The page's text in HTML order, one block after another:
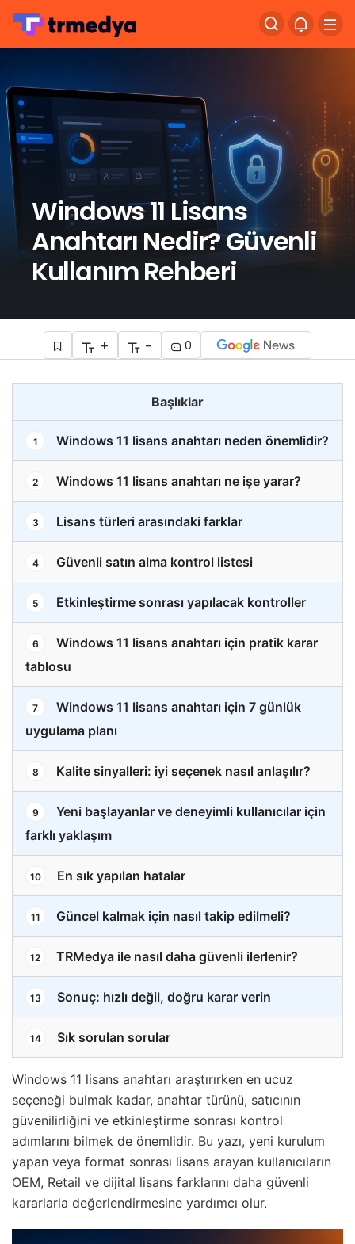
Windows 11 Lisans
Anahtarı Nedir? Güvenli
Kullanım Rehberi
+ - 0
Başlıklar
1 Windows 11 lisans anahtarı neden önemlidir?
2 Windows 11 lisans anahtarı ne işe yarar?
3 Lisans türleri arasındaki farklar
4 Güvenli satın alma kontrol listesi
5 Etkinleştirme sonrası yapılacak kontroller
6
Windows 11 lisans anahtarı için pratik karar
tablosu
7
Windows 11 lisans anahtarı için 7 günlük
uygulama planı
8 Kalite sinyalleri: iyi seçenek nasıl anlaşılır?
9
Yeni başlayanlar ve deneyimli kullanıcılar için
farklı yaklaşım
10 En sık yapılan hatalar
11 Güncel kalmak için nasıl takip edilmeli?
12 TRMedya ile nasıl daha güvenli ilerlenir?
13 Sonuç: hızlı değil, doğru karar verin
14 Sık sorulan sorular
Windows 11 lisans anahtarı araştırırken en ucuz
seçeneği bulmak kadar, anahtar türünü, satıcının
güvenilirliğini ve etkinleştirme sonrası kontrol
adımlarını bilmek de önemlidir. Bu yazı, yeni kurulum
yapan veya format sonrası lisans arayan kullanıcıların
OEM, Retail ve dijital lisans farklarını daha güvenli
kararlarla değerlendirmesine yardımcı olur.